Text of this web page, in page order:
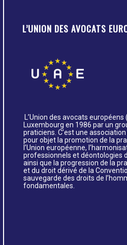
L’UNION DES AVOCATS
L’Union des avocats
Luxembourg en 1986 par un
praticiens. C’est une
pour objet la promotion de la
l’Union européenne,
professionnels et déontologies
ainsi que la progression de la
et du droit dérivé de la
sauvegarde des droits de
fondamentales.